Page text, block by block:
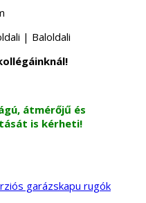
| Baloldali
átmérőjű és
is kérheti!
garázskapu rugók